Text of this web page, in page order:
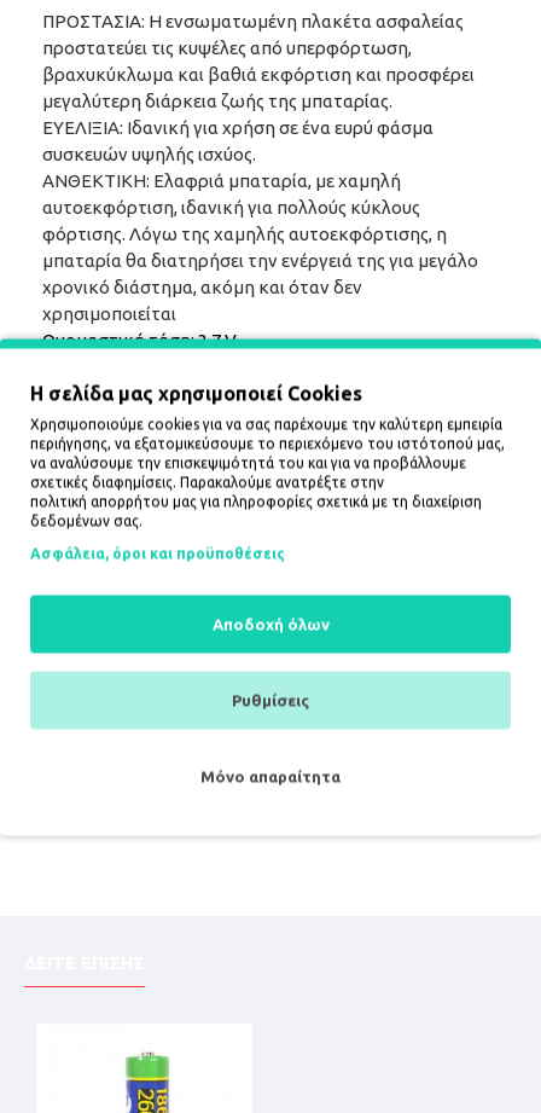
ΠΡΟΣΤΑΣΙΑ: Η ενσωματωμένη πλακέτα ασφαλείας
προστατεύει τις κυψέλες από υπερφόρτωση,
βραχυκύκλωμα και βαθιά εκφόρτιση και προσφέρει
μεγαλύτερη διάρκεια ζωής της μπαταρίας.
ΕΥΕΛΙΞΙΑ: Ιδανική για χρήση σε ένα ευρύ φάσμα
συσκευών υψηλής ισχύος.
ΑΝΘΕΚΤΙΚΗ: Eλαφριά μπαταρία, με χαμηλή
αυτοεκφόρτιση, ιδανική για πολλούς κύκλους
φόρτισης. Λόγω της χαμηλής αυτοεκφόρτισης, η
μπαταρία θα διατηρήσει την ενέργειά της για μεγάλο
χρονικό διάστημα, ακόμη και όταν δεν
χρησιμοποιείται
Ονομαστική τάση: 3,7 V
Όριο υπερφόρτισης τάσης: 4,3 ±0,05 V
Όριο υπερεκφόρτισης τάσης: 2,4 ±0,1 V
Θερμοκρασία λειτουργίας: φόρτιση 0~45 ℃, εκφόρτιση
–20~60 ℃
Θερμοκρασία αποθήκευσης: -20~45 ℃
Τάση αποθήκευσης: 3,7 - 3,85 V
Μέγιστο σταθερό ρεύμα φόρτισης: 2000 mA
ΕΠΙΠΛΈΟΝ ΠΛΗΡΟΦΟΡΊΕΣ:
GM-EG-BA-18650-3350
GM-EG-BA-18650-3350
ΤΥΠΟΣ ΜΠΑΤΑΡΙΑΣ:18650
Η σελίδα μας χρησιμοποιεί Cookies
Χρησιμοποιούμε cookies για να σας παρέχουμε την καλύτερη εμπειρία
περιήγησης, να εξατομικεύσουμε το περιεχόμενο του ιστότοπού μας,
να αναλύσουμε την επισκεψιμότητά του και για να προβάλλουμε
σχετικές διαφημίσεις. Παρακαλούμε ανατρέξτε στην
πολιτική απορρήτου μας για πληροφορίες σχετικά με τη διαχείριση
δεδομένων σας.
Ασφάλεια, όροι και προϋποθέσεις
Αποδοχή όλων
Ρυθμίσεις
Μόνο απαραίτητα